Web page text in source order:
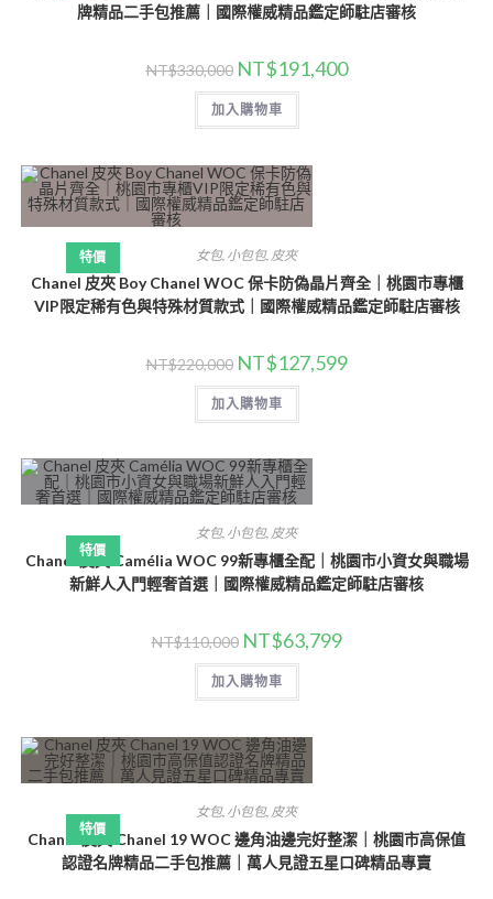
牌精品二手包推薦｜國際權威精品鑑定師駐店審核
NT$330,000 NT$191,400
加入購物車
特價 女包, 小包包, 皮夾
Chanel 皮夾 Boy Chanel WOC 保卡防偽晶片齊全｜桃園市專櫃
VIP限定稀有色與特殊材質款式｜國際權威精品鑑定師駐店審核
NT$220,000 NT$127,599
加入購物車
特價
女包, 小包包, 皮夾
Chanel 皮夾 Camélia WOC 99新專櫃全配｜桃園市小資女與職場
新鮮人入門輕奢首選｜國際權威精品鑑定師駐店審核
NT$110,000 NT$63,799
加入購物車
特價
女包, 小包包, 皮夾
Chanel 皮夾 Chanel 19 WOC 邊角油邊完好整潔｜桃園市高保值
認證名牌精品二手包推薦｜萬人見證五星口碑精品專賣